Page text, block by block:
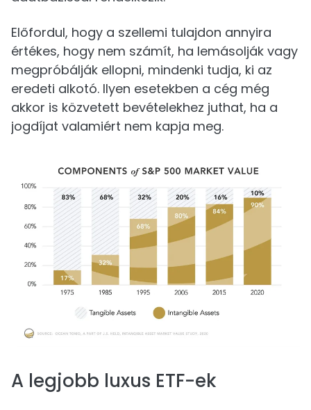
Előfordul, hogy a szellemi tulajdon annyira
értékes, hogy nem számít, ha lemásolják vagy
megpróbálják ellopni, mindenki tudja, ki az
eredeti alkotó. Ilyen esetekben a cég még
akkor is közvetett bevételekhez juthat, ha a
jogdíjat valamiért nem kapja meg.
A legjobb luxus ETF-ek